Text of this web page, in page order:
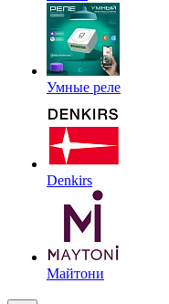
Умные реле
Denkirs
Майтони